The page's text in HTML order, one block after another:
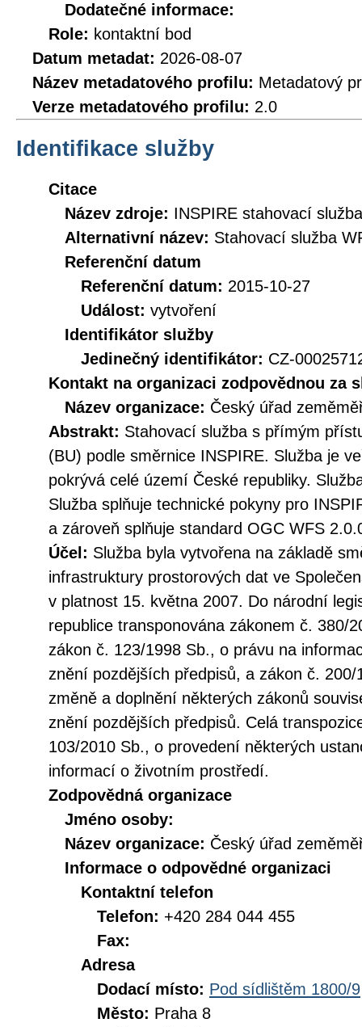
Dodatečné informace:
Role: kontaktní bod
Datum metadat: 2026-08-07
Název metadatového profilu: Metadatový
Verze metadatového profilu: 2.0
Identifikace služby
Citace
Název zdroje: INSPIRE stahovací
Alternativní název: Stahovací služba
Referenční datum
Referenční datum: 2015-10-27
Událost: vytvoření
Identifikátor služby
Jedinečný identifikátor: CZ-
Kontakt na organizaci zodpovědnou za
Název organizace: Český úřad
Abstrakt: Stahovací služba s přímým
(BU) podle směrnice INSPIRE. Služba je
pokrývá celé území České republiky.
Služba splňuje technické pokyny pro
a zároveň splňuje standard OGC WFS
Účel: Služba byla vytvořena na základě
infrastruktury prostorových dat ve
v platnost 15. května 2007. Do národní
republice transponována zákonem č. 380/
zákon č. 123/1998 Sb., o právu na
znění pozdějších předpisů, a zákon č.
změně a doplnění některých zákonů
znění pozdějších předpisů. Celá
103/2010 Sb., o provedení některých
informací o životním prostředí.
Zodpovědná organizace
Jméno osoby:
Název organizace: Český úřad
Informace o odpovědné organizaci
Kontaktní telefon
Telefon: +420 284 044 455
Fax:
Adresa
Dodací místo: Pod sídlištěm 1800/9
Město: Praha 8